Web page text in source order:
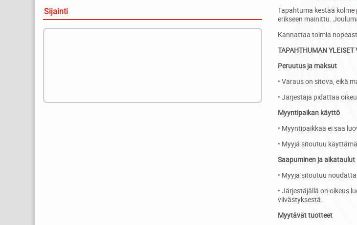
Tapahtuma kestää
erikseen mainittu.
Kannattaa toimia
TAPAHTHUMAN YLEISET
Peruutus ja maksut
• Varaus on sitova, eikä
• Järjestäjä pidättää
Myyntipaikan käyttö
• Myyntipaikkaa ei saa
• Myyjä sitoutuu
Saapuminen ja aikataulut
• Myyjä sitoutuu
• Järjestäjällä on oikeus
viivästyksestä.
Myytävät tuotteet
Sijainti